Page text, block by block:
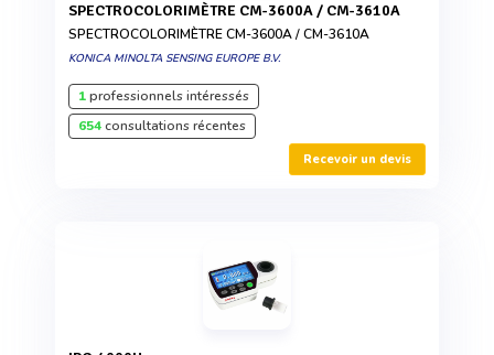
SPECTROCOLORIMÈTRE CM-3600A / CM-3610A
SPECTROCOLORIMÈTRE CM-3600A / CM-3610A
KONICA MINOLTA SENSING EUROPE B.V.
1professionnels intéressés
654consultations récentes
Recevoir un devis